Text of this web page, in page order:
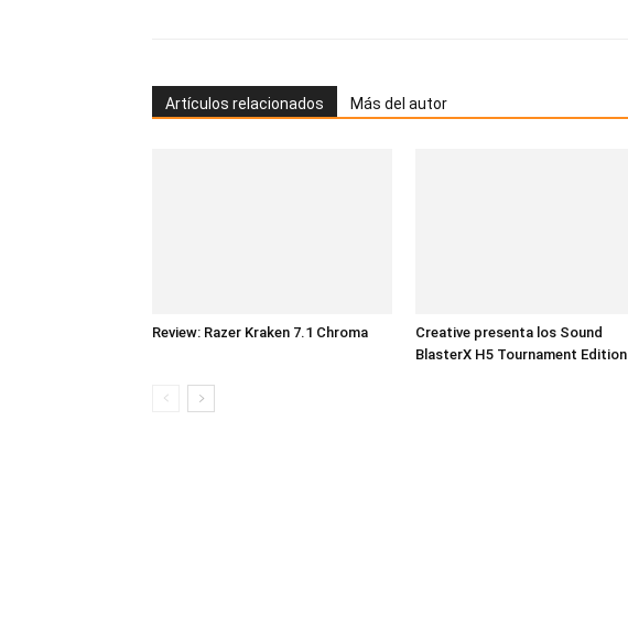
Artículos relacionados Más del autor
Review: Razer Kraken 7.1 Chroma
Creative presenta los Sound
BlasterX H5 Tournament Edition